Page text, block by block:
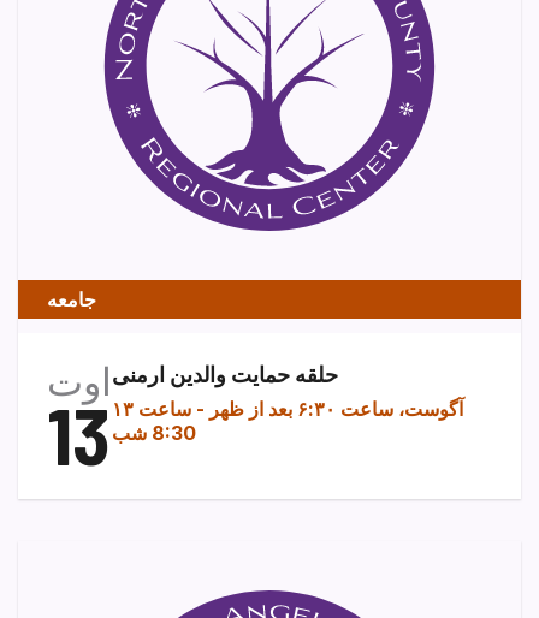
جامعه
اوت
13
حلقه حمایت والدین ارمنی
۱۳ آگوست، ساعت ۶:۳۰ بعد از ظهر - ساعت
8:30 شب